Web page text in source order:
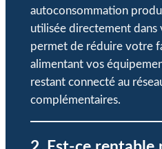
autoconsommation
utilisée directement
permet de réduire votre
alimentant vos
restant connecté au
complémentaires.